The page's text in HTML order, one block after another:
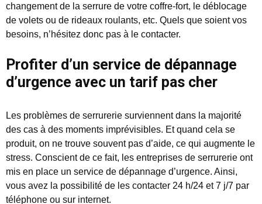
changement de la serrure de votre coffre-fort, le déblocage
de volets ou de rideaux roulants, etc. Quels que soient vos
besoins, n’hésitez donc pas à le contacter.
Profiter d’un service de dépannage
d’urgence avec un tarif pas cher
Les problèmes de serrurerie surviennent dans la majorité
des cas à des moments imprévisibles. Et quand cela se
produit, on ne trouve souvent pas d’aide, ce qui augmente le
stress. Conscient de ce fait, les entreprises de serrurerie ont
mis en place un service de dépannage d’urgence. Ainsi,
vous avez la possibilité de les contacter 24 h/24 et 7 j/7 par
téléphone ou sur internet.